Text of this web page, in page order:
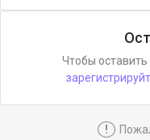
Чтобы оставить
!